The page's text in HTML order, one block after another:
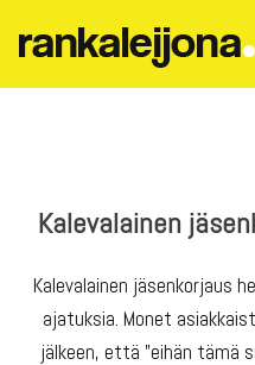
content
Kalevalainen
Kalevalainen jäsenkorjaus
ajatuksia. Monet
jälkeen, että ”eihän tämä